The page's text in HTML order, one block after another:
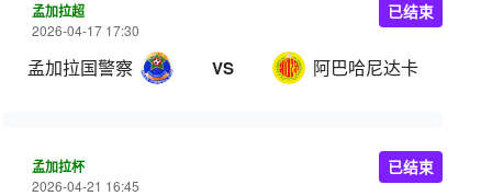
孟加拉超
2026-04-17 17:30
孟加拉国警察 VS 阿巴哈尼达卡
已结束
孟加拉杯
2026-04-21 16:45
已结束